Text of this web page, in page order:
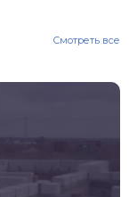
Смотреть все